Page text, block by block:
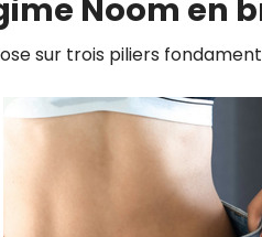
Noom en
sur trois piliers